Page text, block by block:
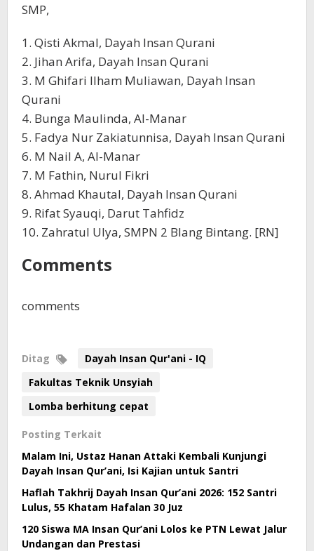
SMP,
1. Qisti Akmal, Dayah Insan Qurani
2. Jihan Arifa, Dayah Insan Qurani
3. M Ghifari Ilham Muliawan, Dayah Insan
Qurani
4. Bunga Maulinda, Al-Manar
5. Fadya Nur Zakiatunnisa, Dayah Insan Qurani
6. M Nail A, Al-Manar
7. M Fathin, Nurul Fikri
8. Ahmad Khautal, Dayah Insan Qurani
9. Rifat Syauqi, Darut Tahfidz
10. Zahratul Ulya, SMPN 2 Blang Bintang. [RN]
Comments
comments
Ditag
Dayah Insan Qur'ani - IQ
Fakultas Teknik Unsyiah
Lomba berhitung cepat
Posting Terkait
Malam Ini, Ustaz Hanan Attaki Kembali Kunjungi
Dayah Insan Qur’ani, Isi Kajian untuk Santri
Haflah Takhrij Dayah Insan Qur’ani 2026: 152 Santri
Lulus, 55 Khatam Hafalan 30 Juz
120 Siswa MA Insan Qur’ani Lolos ke PTN Lewat Jalur
Undangan dan Prestasi